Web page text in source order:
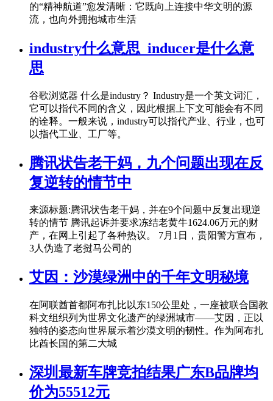
的“精神航道”愈发清晰：它既向上连接中华文明的源
流，也向外拥抱城市生活
industry什么意思_inducer是什么意
思
谷歌浏览器 什么是industry？ Industry是一个英文词汇，
它可以指代不同的含义，因此根据上下文可能会有不同
的诠释。一般来说，industry可以指代产业、行业，也可
以指代工业、工厂等。
腾讯状告老干妈，九个问题出现在反
复逆转的情节中
来源标题:腾讯状告老干妈，并在9个问题中反复出现逆
转的情节 腾讯起诉并要求冻结老黄牛1624.06万元的财
产，在网上引起了各种热议。 7月1日，贵阳警方宣布，
3人伪造了老挝马公司的
艾因：沙漠绿洲中的千年文明秘境
在阿联酋首都阿布扎比以东150公里处，一座被联合国教
科文组织列为世界文化遗产的绿洲城市——艾因，正以
独特的姿态向世界展示着沙漠文明的韧性。作为阿布扎
比酋长国的第二大城
深圳最新车牌竞拍结果广东B品牌均
价为55512元